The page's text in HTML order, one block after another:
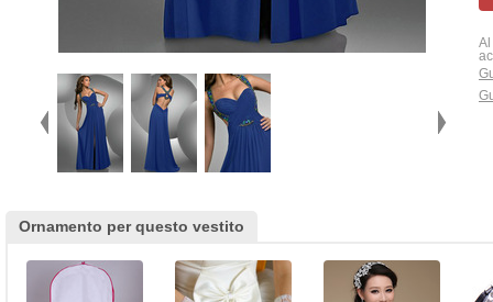
Al
Ornamento per questo vestito